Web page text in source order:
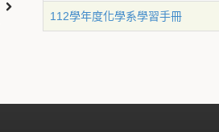
112學年度化學系學習手冊